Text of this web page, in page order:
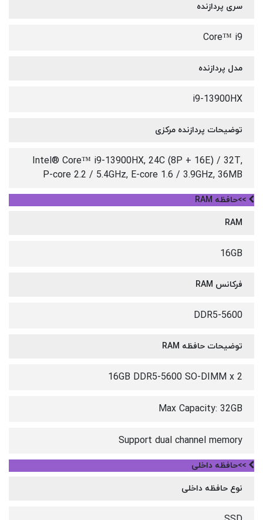
سری پردازنده
Core™ i9
مدل پردازنده
i9-13900HX
توضیحات پردازنده مرکزی
Intel® Core™ i9-13900HX, 24C (8P + 16E) / 32T,
P-core 2.2 / 5.4GHz, E-core 1.6 / 3.9GHz, 36MB
>>حافظه RAM
RAM
16GB
فرکانس RAM
DDR5-5600
توضیحات حافظه RAM
16GB DDR5-5600 SO-DIMM x 2
Max Capacity: 32GB
Support dual channel memory
>>حافظه داخلی
نوع حافظه داخلی